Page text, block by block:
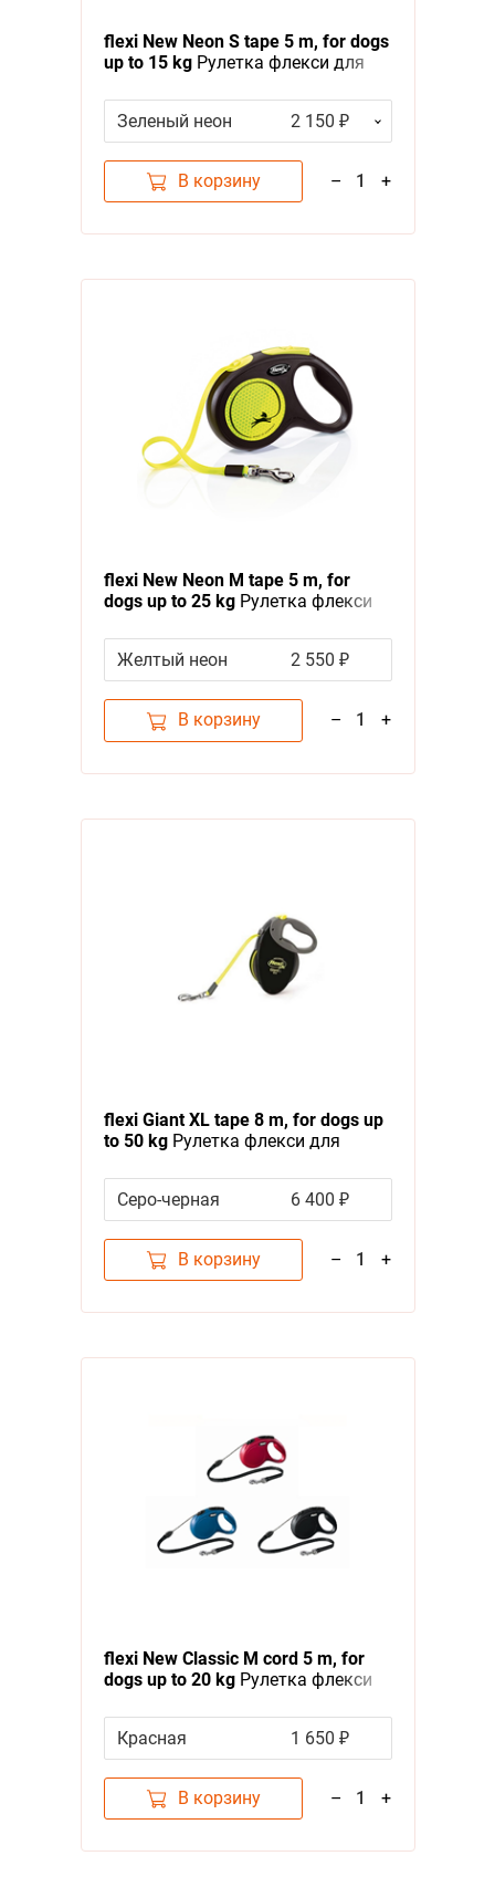
flexi New Neon S tape 5 m, for dogs
up to 15 kgРулетка флекси для
светоотражающая лента 5 м
Зеленый неон 2 150 ₽
В корзину – 1 +
flexi New Neon M tape 5 m, for
dogs up to 25 kgРулетка флекси
светоотражающая лента 5 м
Желтый неон 2 550 ₽
В корзину – 1 +
flexi Giant XL tape 8 m, for dogs up
to 50 kgРулетка флекси для
Серо-черная
6 400 ₽
В корзину – 1 +
flexi New Classic М cord 5 m, for
dogs up to 20 kgРулетка флекси
Красная
1 650 ₽
В корзину – 1 +